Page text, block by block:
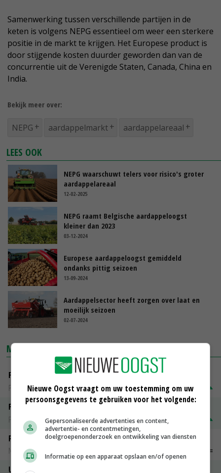
Samenwerking tussen verschillende partijen in de
keten is volgens NEPG essentieel om weer een sterkere
positie in de markt te krijgen. Het Europese product is
door stijgende kosten duurder geworden dan van de
concurrentie uit de Verenigde Staten, Canada, China en
India.
Bekijk meer over:
NEPG aardappelmarkt aardappelareaal
LEES OOK
NEPG waarschuwt telers voor risico's groter
aardappelareaal
12-02-2025
NEPG raamt Belgische aardappeloogst
kleiner dan 2023
03-12-2024
Europese aardappeloogst gemiddeld
ondanks pittig seizoen
13-09-2024
Aardappelsector heeft zorgen over laat en
moeilijk seizoen
02-07-2024
MARKTPRIJZEN
Fontane
PotatoNL
€ 15,00~ € 23,00
Fritesgeschikt NL Du Be
PotatoNL
€ 15,00
Peen
Noteringen
Uien Middenmeer Geel 30-60% grof
Nieuwe Oogst vraagt om uw toestemming om uw
persoonsgegevens te gebruiken voor het volgende:
Gepersonaliseerde advertenties en content,
advertentie- en contentmetingen,
doelgroepenonderzoek en ontwikkeling van diensten
Informatie op een apparaat opslaan en/of openen